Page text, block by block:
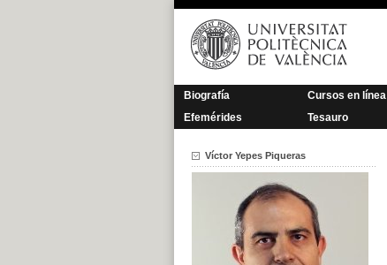
Saltar
contenido
Biografía Cursos en línea
Efemérides
Tesauro
Víctor Yepes Piqueras